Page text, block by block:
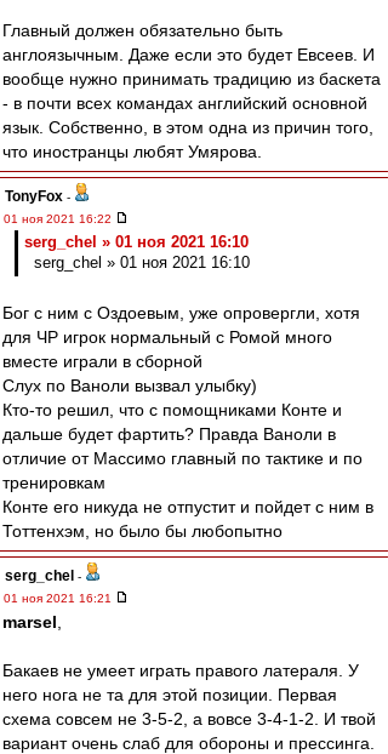
Главный должен обязательно быть
англоязычным. Даже если это будет Евсеев. И
вообще нужно принимать традицию из баскета
- в почти всех командах английский основной
язык. Собственно, в этом одна из причин того,
что иностранцы любят Умярова.
TonyFox -
01 ноя 2021 16:22
serg_chel » 01 ноя 2021 16:10
serg_chel » 01 ноя 2021 16:10
Бог с ним с Оздоевым, уже опровергли, хотя
для ЧР игрок нормальный с Ромой много
вместе играли в сборной
Слух по Ваноли вызвал улыбку)
Кто-то решил, что с помощниками Конте и
дальше будет фартить? Правда Ваноли в
отличие от Массимо главный по тактике и по
тренировкам
Конте его никуда не отпустит и пойдет с ним в
Тоттенхэм, но было бы любопытно
serg_chel -
01 ноя 2021 16:21
marsel
Бакаев не умеет играть правого латераля. У
него нога не та для этой позиции. Первая
схема совсем не 3-5-2, а вовсе 3-4-1-2. И твой
вариант очень слаб для обороны и прессинга.